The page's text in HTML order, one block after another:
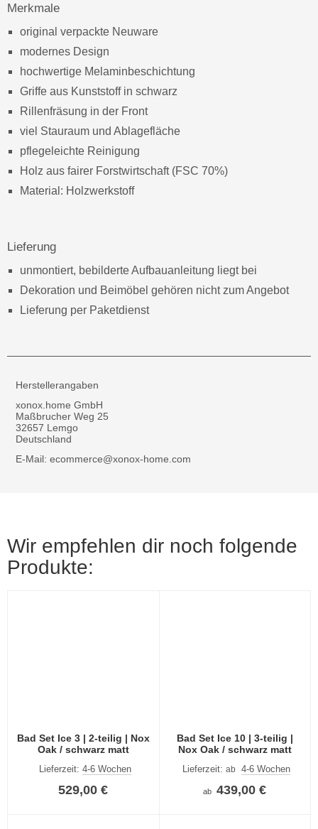
Merkmale
original verpackte Neuware
modernes Design
hochwertige Melaminbeschichtung
Griffe aus Kunststoff in schwarz
Rillenfräsung in der Front
viel Stauraum und Ablagefläche
pflegeleichte Reinigung
Holz aus fairer Forstwirtschaft (FSC 70%)
Material: Holzwerkstoff
Lieferung
unmontiert, bebilderte Aufbauanleitung liegt bei
Dekoration und Beimöbel gehören nicht zum Angebot
Lieferung per Paketdienst
Herstellerangaben
xonox.home GmbH
Maßbrucher Weg 25
32657 Lemgo
Deutschland
E-Mail: ecommerce@xonox-home.com
Wir empfehlen dir noch folgende
Produkte:
Bad Set Ice 3 | 2-teilig | Nox
Oak / schwarz matt
Lieferzeit: 4-6 Wochen
529,00 €
Bad Set Ice 10 | 3-teilig |
Nox Oak / schwarz matt
Lieferzeit:ab 4-6 Wochen
ab 439,00 €